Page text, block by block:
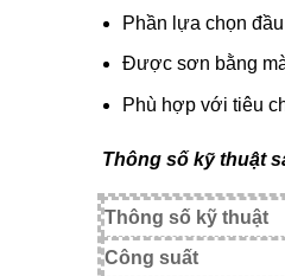
Phần lựa chọn
Được sơn bằng
Phù hợp với tiêu
Thông số kỹ thuật
Thông số kỹ thuật
Công suất